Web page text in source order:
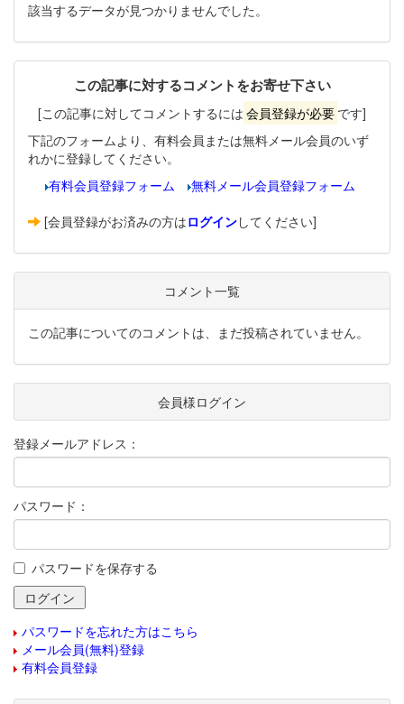
該当するデータが見つかりませんでした。
この記事に対するコメントをお寄せ下さい
[この記事に対してコメントするには 会員登録が必要 です]
下記のフォームより、有料会員または無料メール会員のいず
れかに登録してください。
有料会員登録フォーム
無料メール会員登録フォーム
[会員登録がお済みの方はログインしてください]
コメント一覧
この記事についてのコメントは、まだ投稿されていません。
会員様ログイン
登録メールアドレス：
パスワード：
パスワードを保存する
パスワードを忘れた方はこちら
メール会員(無料)登録
有料会員登録